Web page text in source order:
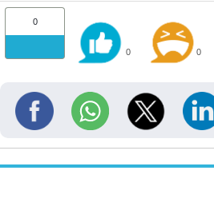
0
0 0